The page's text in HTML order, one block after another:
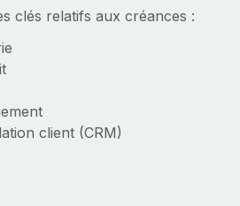
flux de travail en toute simplicité
intégrées pour votre équipe
quel outil d’IA à Remote grâce à
en pleine croissance
avec des solutions RH sur
pour les grandes entreprises
clés relatifs aux créances :
client (CRM)